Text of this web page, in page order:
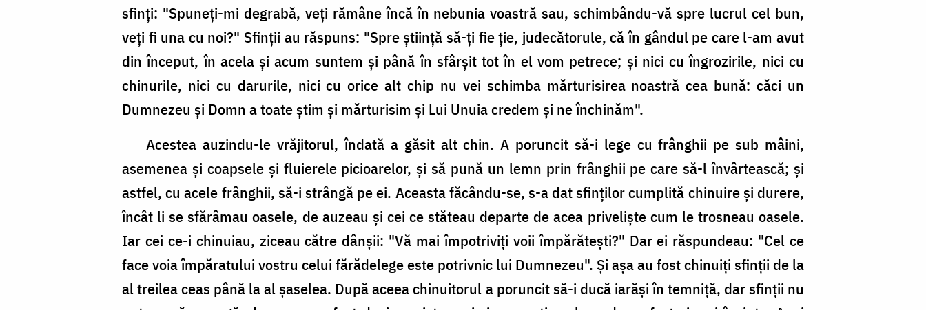
sfinţi: "Spuneţi-mi degrabă, veţi rămâne încă în nebunia voastră sau, schimbându-vă spre lucrul cel bun,
veţi fi una cu noi?" Sfinţii au răspuns: "Spre ştiinţă să-ţi fie ţie, judecătorule, că în gândul pe care l-am avut
din început, în acela şi acum suntem şi până în sfârşit tot în el vom petrece; şi nici cu îngrozirile, nici cu
chinurile, nici cu darurile, nici cu orice alt chip nu vei schimba mărturisirea noastră cea bună: căci un
Dumnezeu şi Domn a toate ştim şi mărturisim şi Lui Unuia credem şi ne închinăm".
Acestea auzindu-le vrăjitorul, îndată a găsit alt chin. A poruncit să-i lege cu frânghii pe sub mâini,
asemenea şi coapsele şi fluierele picioarelor, şi să pună un lemn prin frânghii pe care să-l învârtească; şi
astfel, cu acele frânghii, să-i strângă pe ei. Aceasta făcându-se, s-a dat sfinţilor cumplită chinuire şi durere,
încât li se sfărâmau oasele, de auzeau şi cei ce stăteau departe de acea privelişte cum le trosneau oasele.
Iar cei ce-i chinuiau, ziceau către dânşii: "Vă mai împotriviţi voii împărăteşti?" Dar ei răspundeau: "Cel ce
face voia împăratului vostru celui fărădelege este potrivnic lui Dumnezeu". Şi aşa au fost chinuiţi sfinţii de la
al treilea ceas până la al şaselea. După aceea chinuitorul a poruncit să-i ducă iarăşi în temniţă, dar sfinţii nu